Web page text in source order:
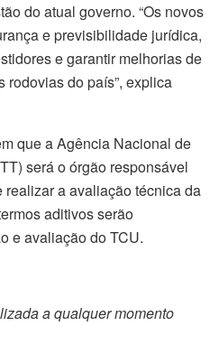
do atual governo. “Os novos
e previsibilidade jurídica,
e garantir melhorias de
rodovias do país”, explica
que a Agência Nacional de
será o órgão responsável
a avaliação técnica da
aditivos serão
e avaliação do TCU.
a qualquer momento